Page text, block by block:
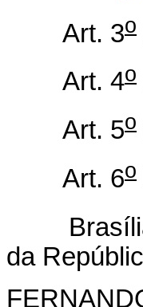
Art. 3o
Art. 4o
Art. 5o
Art. 6o
Brasília,
da